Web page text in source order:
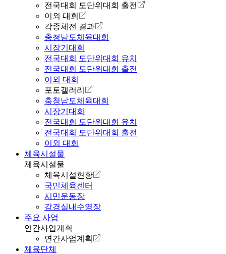
전국대회 도단위대회 출전
이외 대회
각종체전 결과
충청남도체육대회
시장기대회
전국대회 도단위대회 유치
전국대회 도단위대회 출전
이외 대회
포토갤러리
충청남도체육대회
시장기대회
전국대회 도단위대회 유치
전국대회 도단위대회 출전
이외 대회
체육시설물
체육시설물
체육시설현황
국민체육센터
시민운동장
강경실내수영장
주요 사업
연간사업계획
연간사업계획
체육단체